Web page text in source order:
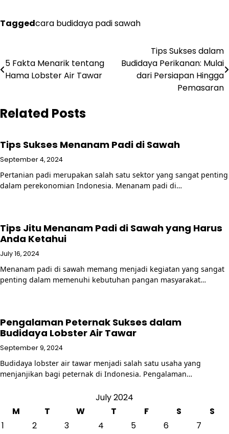
Taggedcara budidaya padi sawah
navigation
5 Fakta Menarik tentang
Hama Lobster Air Tawar
Tips Sukses dalam
Budidaya Perikanan: Mulai
dari Persiapan Hingga
Pemasaran
Related Posts
Tips Sukses Menanam Padi di Sawah
September 4, 2024
Pertanian padi merupakan salah satu sektor yang sangat penting
dalam perekonomian Indonesia. Menanam padi di…
Tips Jitu Menanam Padi di Sawah yang Harus
Anda Ketahui
July 16, 2024
Menanam padi di sawah memang menjadi kegiatan yang sangat
penting dalam memenuhi kebutuhan pangan masyarakat…
Pengalaman Peternak Sukses dalam
Budidaya Lobster Air Tawar
September 9, 2024
Budidaya lobster air tawar menjadi salah satu usaha yang
menjanjikan bagi peternak di Indonesia. Pengalaman…
July 2024
M
T W T F S
S
1
2 3 4 5 6
7